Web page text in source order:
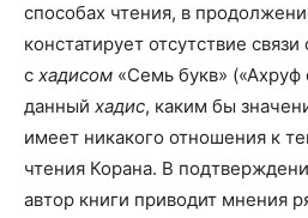
способах чтения, в
констатирует отсутствие
с хадисом «Семь букв» («Ахруф
данный хадис, каким бы
имеет никакого отношения к
чтения Корана. В
автор книги приводит мнения